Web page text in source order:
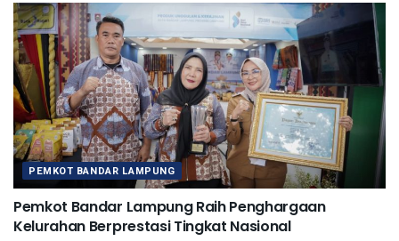
PEMKOT BANDAR LAMPUNG
Pemkot Bandar Lampung Raih Penghargaan
Kelurahan Berprestasi Tingkat Nasional